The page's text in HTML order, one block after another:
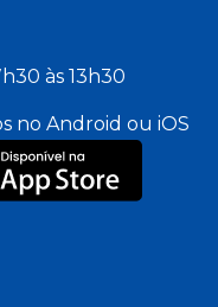
às 13h30
no Android ou iOS